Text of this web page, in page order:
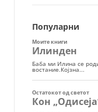
Популарни